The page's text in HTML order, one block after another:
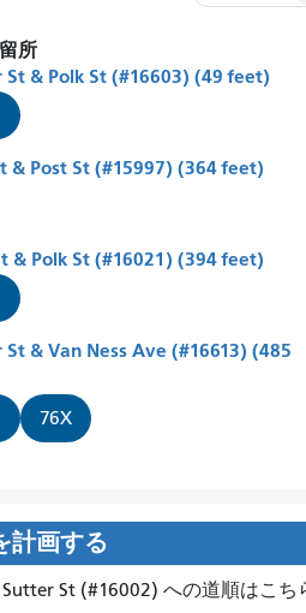
所
St & Polk St (#16603) (49 feet)
& Post St (#15997) (364 feet)
& Polk St (#16021) (394 feet)
St & Van Ness Ave (#16613) (485
76X
計画する
St (#16002) への道順はこち